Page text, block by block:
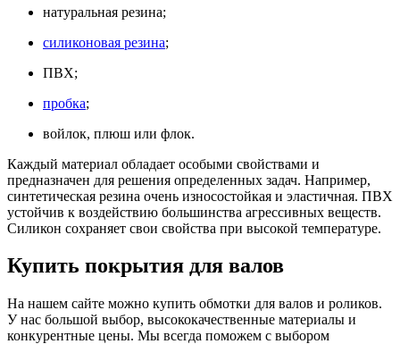
натуральная резина;
силиконовая резина;
ПВХ;
пробка;
войлок, плюш или флок.
Каждый материал обладает особыми свойствами и
предназначен для решения определенных задач. Например,
синтетическая резина очень износостойкая и эластичная. ПВХ
устойчив к воздействию большинства агрессивных веществ.
Силикон сохраняет свои свойства при высокой температуре.
Купить покрытия для валов
На нашем сайте можно купить обмотки для валов и роликов.
У нас большой выбор, высококачественные материалы и
конкурентные цены. Мы всегда поможем с выбором